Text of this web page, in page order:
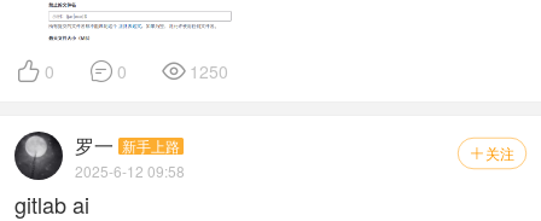
 0  0  1250
 关注
罗一 新手上路
2025-6-12 09:58
gitlab ai